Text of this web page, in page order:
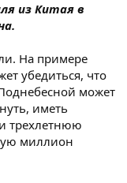
из Китая в
На примере
убедиться, что
может
иметь
трехлетнюю
миллион